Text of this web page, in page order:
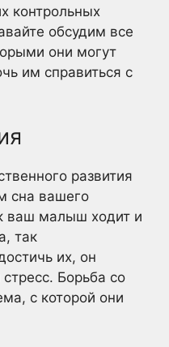
контрольных
обсудим все
они могут
им справиться с
развития
сна вашего
ваш малыш ходит и
так
их, он
Борьба со
с которой они